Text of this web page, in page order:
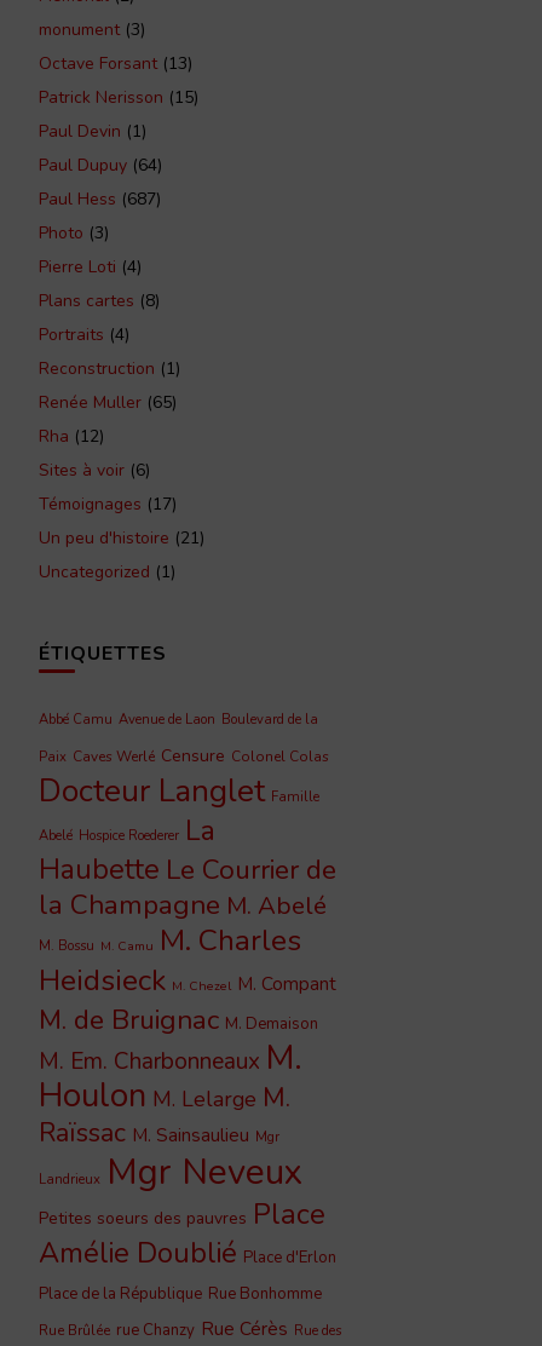
monument(3)
Octave Forsant(13)
Patrick Nerisson (15)
Paul Devin (1)
Paul Dupuy (64)
Paul Hess (687)
Photo (3)
Pierre Loti (4)
Plans cartes (8)
Portraits (4)
Reconstruction (1)
Renée Muller (65)
Rha (12)
Sites à voir (6)
Témoignages (17)
Un peu d'histoire (21)
Uncategorized (1)
ÉTIQUETTES
Abbé Camu Avenue de Laon Boulevard de la
Paix Caves Werlé Censure Colonel Colas
Docteur Langlet Famille
Abelé Hospice Roederer La
Haubette Le Courrier de
la Champagne M. Abelé
M. Bossu M. Camu M. Charles
Heidsieck M. Chezel M. Compant
M. de Bruignac M. Demaison
M. Em. Charbonneaux M.
Houlon M. Lelarge M.
Raïssac M. Sainsaulieu Mgr
Landrieux Mgr Neveux
Petites soeurs des pauvres Place
Amélie Doublié Place d'Erlon
Place de la République Rue Bonhomme
Rue Brûlée rue Chanzy Rue Cérès Rue des